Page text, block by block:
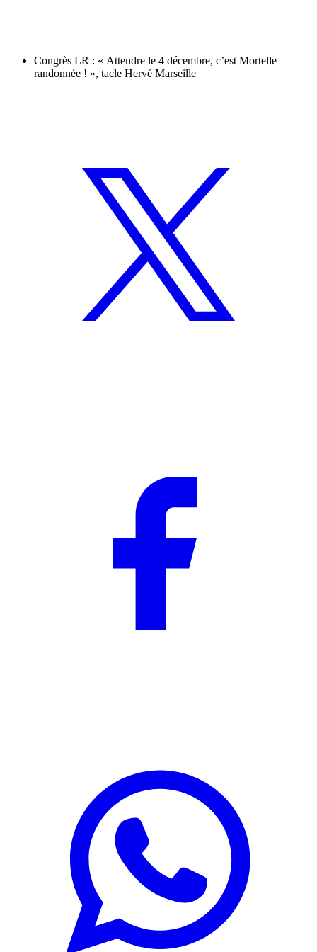
Congrès LR : « Attendre le 4 décembre, c’est Mortelle
randonnée ! », tacle Hervé Marseille